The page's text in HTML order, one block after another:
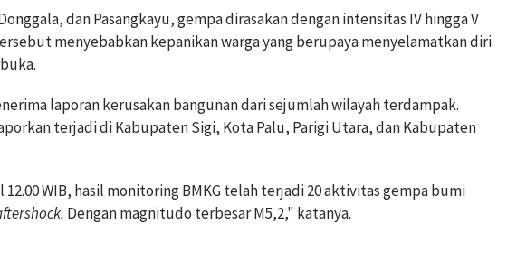
dan Pasangkayu, gempa dirasakan dengan intensitas IV hingga V
menyebabkan kepanikan warga yang berupaya menyelamatkan diri
laporan kerusakan bangunan dari sejumlah wilayah terdampak.
terjadi di Kabupaten Sigi, Kota Palu, Parigi Utara, dan Kabupaten
WIB, hasil monitoring BMKG telah terjadi 20 aktivitas gempa bumi
Dengan magnitudo terbesar M5,2," katanya.